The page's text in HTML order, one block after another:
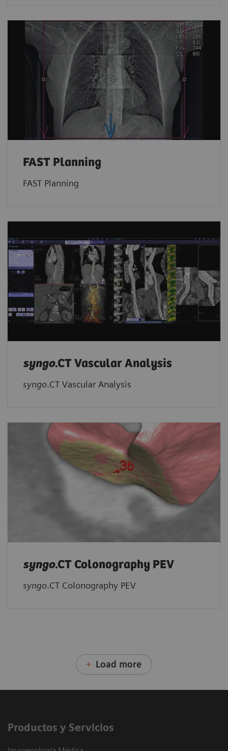
FAST Planning
FAST Planning
syngo.CT Vascular Analysis
syngo.CT Vascular Analysis
syngo.CT Colonography PEV
syngo.CT Colonography PEV
Load more
Productos y Servicios